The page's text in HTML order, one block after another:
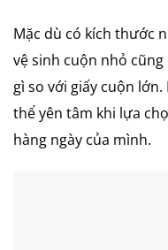
Mặc dù có kích thước
vệ sinh cuộn nhỏ
gì so với giấy cuộn
thể yên tâm khi lựa
hàng ngày của mình.